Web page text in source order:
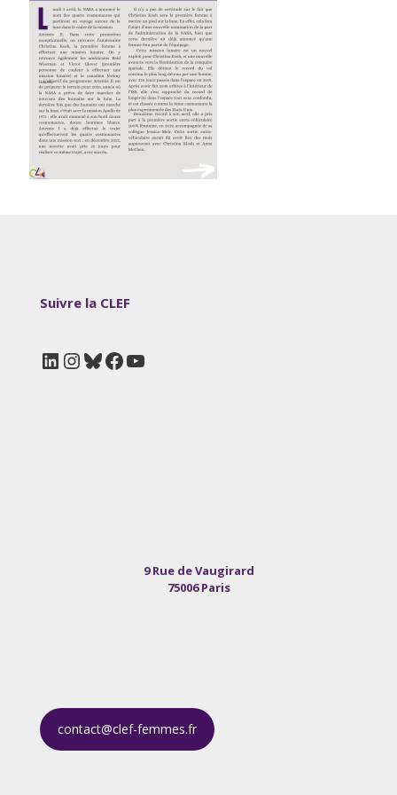
Suivre la CLEF
LinkedIn
Instagram
Bluesky
Facebook
YouTube
9 Rue de Vaugirard
75006 Paris
contact@clef-femmes.fr